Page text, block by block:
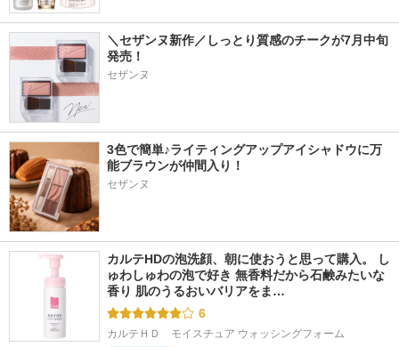
＼セザンヌ新作／しっとり質感のチークが7月中旬
発売！
セザンヌ
3色で簡単♪ライティングアップアイシャドウに万
能ブラウンが仲間入り！
セザンヌ
カルテHDの泡洗顔、朝に使おうと思って購入。 し
ゅわしゅわの泡で好き 無香料だから石鹸みたいな
香り 肌のうるおいバリアをま…
6
カルテＨＤ　モイスチュア ウォッシングフォーム